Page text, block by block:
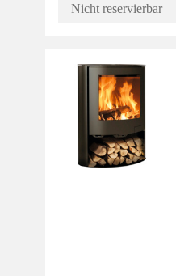
Nicht reservierbar